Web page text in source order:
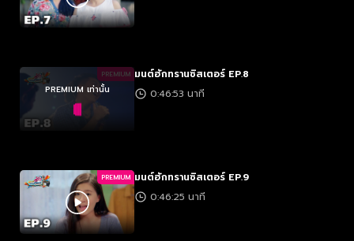
PREMIUM
PREMIUM เท่านั้น
มนต์ฮักทรานซิสเตอร์ EP.8
0:46:53 นาที
PREMIUM มนต์ฮักทรานซิสเตอร์ EP.9
0:46:25 นาที